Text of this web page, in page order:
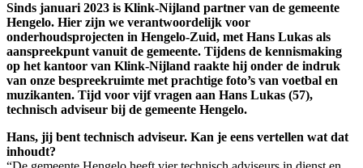
Sinds januari 2023 is Klink-Nijland partner van de gemeente
Hengelo. Hier zijn we verantwoordelijk voor
onderhoudsprojecten in Hengelo-Zuid, met Hans Lukas als
aanspreekpunt vanuit de gemeente. Tijdens de kennismaking
op het kantoor van Klink-Nijland raakte hij onder de indruk
van onze bespreekruimte met prachtige foto’s van voetbal en
muzikanten. Tijd voor vijf vragen aan Hans Lukas (57),
technisch adviseur bij de gemeente Hengelo.
Hans, jij bent technisch adviseur. Kan je eens vertellen wat dat
inhoudt?